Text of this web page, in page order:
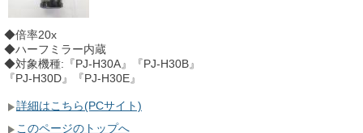
◆倍率20x
◆ハーフミラー内蔵
◆対象機種:『PJ-H30A』『PJ-H30B』
『PJ-H30D』『PJ-H30E』
詳細はこちら(PCサイト)
このページのトップへ